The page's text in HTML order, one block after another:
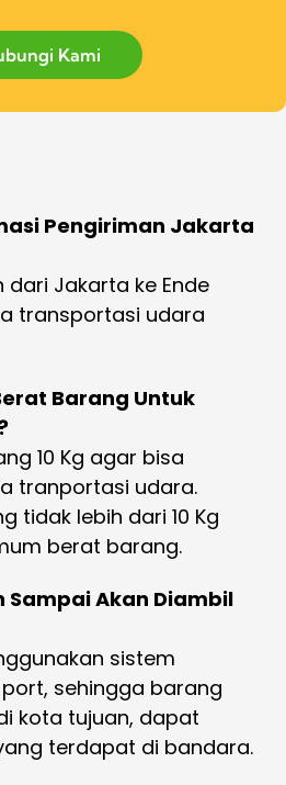
Kami
Pengiriman Jakarta
dari Jakarta ke Ende
transportasi udara
Barang Untuk
10 Kg agar bisa
tranportasi udara.
tidak lebih dari 10 Kg
berat barang.
Sampai Akan Diambil
sistem
sehingga barang
kota tujuan, dapat
terdapat di bandara.